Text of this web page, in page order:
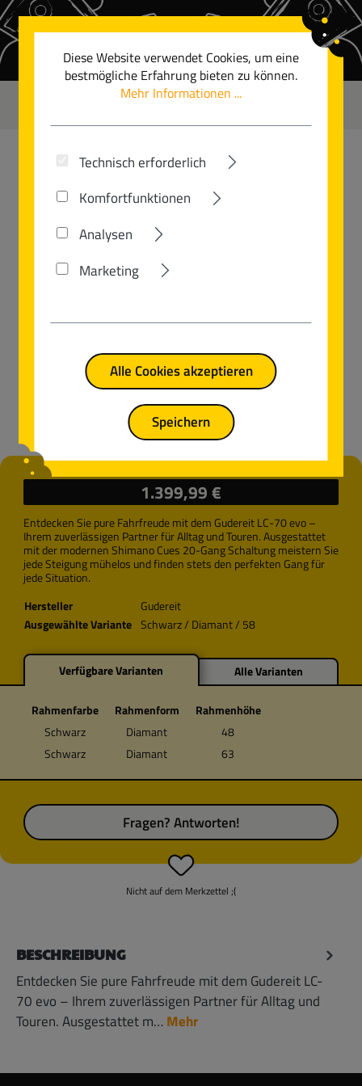
Zum Hauptinhalt springen
LC-70 EVO DIAMANT
Bildergalerie überspringen
1.399,99 €
Entdecken Sie pure Fahrfreude mit dem Gudereit LC-70 evo –
Ihrem zuverlässigen Partner für Alltag und Touren. Ausgestattet
mit der modernen Shimano Cues 20-Gang Schaltung meistern Sie
jede Steigung mühelos und finden stets den perfekten Gang für
jede Situation.
Hersteller
Gudereit
Ausgewählte Variante Schwarz / Diamant / 58
Verfügbare Varianten Alle Varianten
Rahmenfarbe Rahmenform
Rahmenhöhe
Schwarz
Diamant
48
Schwarz
Diamant 63
Nicht auf dem Merkzettel ;(
Fragen? Antworten!
BESCHREIBUNG
Entdecken Sie pure Fahrfreude mit dem Gudereit LC-
70 evo – Ihrem zuverlässigen Partner für Alltag und
Touren. Ausgestattet m… Mehr
Diese Website verwendet Cookies, um eine
bestmögliche Erfahrung bieten zu können.
Mehr Informationen ...
Technisch erforderlich
Komfortfunktionen
Analysen
Marketing
Alle Cookies akzeptieren
Speichern